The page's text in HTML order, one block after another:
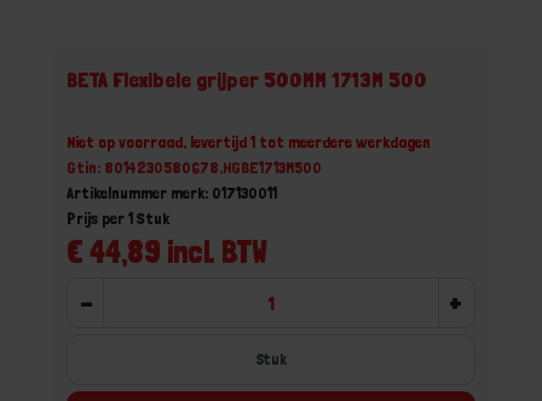
BETA Flexibele grijper 500MM 1713M 500
Niet op voorraad, levertijd 1 tot meerdere werkdagen
Gtin: 8014230580678,HGBE1713M500
Artikelnummer merk: 017130011
€ 44,89 incl. BTW
Prijs per 1 Stuk
- +
Stuk